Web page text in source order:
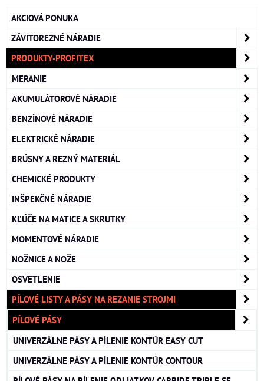
AKCIOVÁ PONUKA
ZÁVITOREZNÉ NÁRADIE
PRODUKTY-PROFITEX
MERANIE
AKUMULÁTOROVÉ NÁRADIE
BENZÍNOVÉ NÁRADIE
ELEKTRICKÉ NÁRADIE
BRÚSNY A REZNÝ MATERIÁL
CHEMICKÉ PRODUKTY
INŠPEKČNÉ NÁRADIE
KĽÚČE NA MATICE A SKRUTKY
MOMENTOVÉ NÁRADIE
NOŽNICE A NOŽE
OSVETLENIE
PÍLOVÉ LISTY A PÁSY NA REZANIE STROJMI
PÍLOVÉ PÁSY
UNIVERZÁLNE PÁSY A PÍLENIE KONTÚR EASY CUT
UNIVERZÁLNE PÁSY A PÍLENIE KONTÚR CONTOUR